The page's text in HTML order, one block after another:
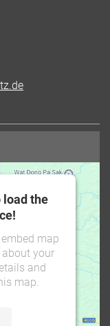
load the
map
your
and
map.